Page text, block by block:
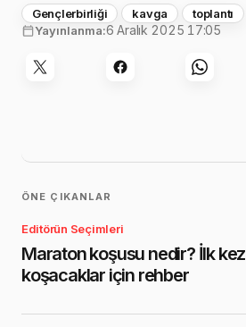
Gençlerbirliği kavga
toplantı
Yayınlanma:6 Aralık 2025 17:05
ÖNE ÇIKANLAR
Editörün Seçimleri
Maraton koşusu nedir? İlk kez
koşacaklar için rehber